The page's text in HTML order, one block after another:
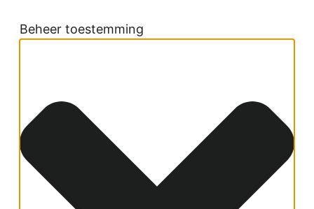
Beheer toestemming